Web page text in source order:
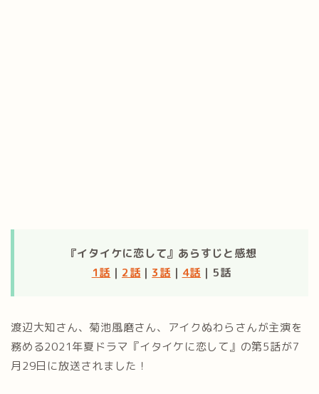
『イタイケに恋して』あらすじと感想
1話 ｜ 2話 ｜ 3話 ｜ 4話 ｜5話
渡辺大知さん、菊池風磨さん、アイクぬわらさんが主演を
務める2021年夏ドラマ『イタイケに恋して』の第5話が7
月29日に放送されました！